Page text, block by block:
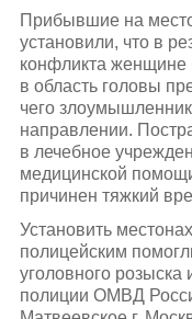
Прибывшие на
установили, что в
конфликта женщине
в область головы
чего
направлении.
в лечебное
медицинской
причинен тяжкий
Установить
полицейским
уголовного
полиции ОМВД